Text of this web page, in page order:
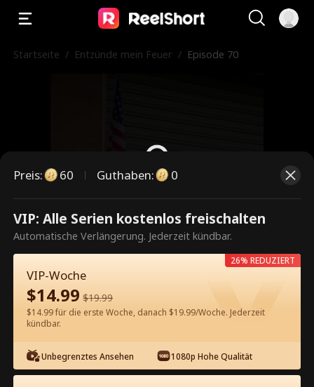
Startseite / Entzünde mein Feuer / Episode 70
Dies ist eine kostenpflichtige
Episode. Bitte entsperren, um
60 Jetzt entsperren
Kostenlos in der App ansehen
Preis: 60 Guthaben: 0
VIP: Alle Serien kostenlos freischalten
Automatische Verlängerung. Jederzeit kündbar.
VIP-Woche
$14.99 $19.99
$14.99 für die erste Woche, danach $19.99/Woche. Jederzeit
kündbar.
Unbegrenztes Ansehen 1080p Hohe Qualität
26% REDUZIERT